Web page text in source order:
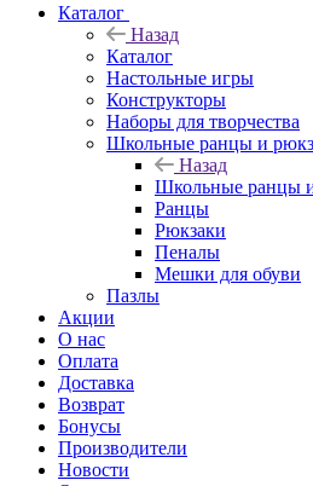
Каталог
Назад
Каталог
Настольные игры
Конструкторы
Наборы для творчества
Школьные ранцы и
Назад
Школьные ранцы
Ранцы
Рюкзаки
Пеналы
Мешки для обуви
Пазлы
Акции
О нас
Оплата
Доставка
Возврат
Бонусы
Производители
Новости